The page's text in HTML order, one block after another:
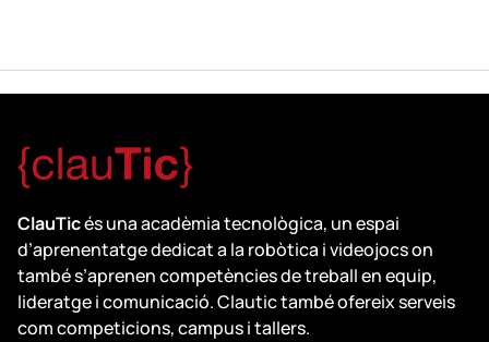
ClauTicés una acadèmia tecnològica, un espai
d’aprenentatge dedicat a la robòtica i videojocs on
també s’aprenen competències de treball en equip,
lideratge i comunicació. Clautic també ofereix serveis
com competicions, campus i tallers.